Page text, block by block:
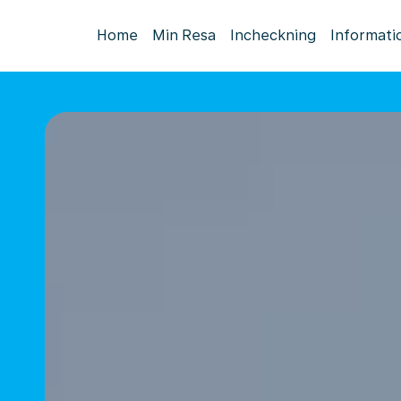
Home Min Resa Incheckning